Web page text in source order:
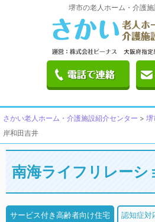
堺市の老人ホーム・介護施
さかい老人ホーム・介護施設紹介センター > 堺
岸和田吉井
南海ライフリレーシ
サービス付き高齢者向け住宅 認知症対